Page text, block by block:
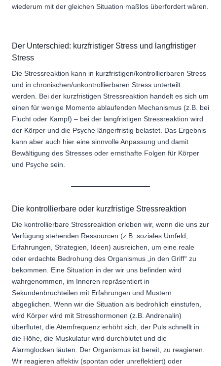
wiederum mit der gleichen Situation maßlos überfordert wären.
Der Unterschied: kurzfristiger Stress und langfristiger
Stress
Die Stressreaktion kann in kurzfristigen/kontrollierbaren Stress
und in chronischen/unkontrollierbaren Stress unterteilt
werden. Bei der kurzfristigen Stressreaktion handelt es sich um
einen für wenige Momente ablaufenden Mechanismus (z.B. bei
Flucht oder Kampf) – bei der langfristigen Stressreaktion wird
der Körper und die Psyche längerfristig belastet. Das Ergebnis
kann aber auch hier eine sinnvolle Anpassung und damit
Bewältigung des Stresses oder ernsthafte Folgen für Körper
und Psyche sein.
Die kontrollierbare oder kurzfristige Stressreaktion
Die kontrollierbare Stressreaktion erleben wir, wenn die uns zur
Verfügung stehenden Ressourcen (z.B. soziales Umfeld,
Erfahrungen, Strategien, Ideen) ausreichen, um eine reale
oder erdachte Bedrohung des Organismus „in den Griff“ zu
bekommen. Eine Situation in der wir uns befinden wird
wahrgenommen, im Inneren repräsentiert in
Sekundenbruchteilen mit Erfahrungen und Mustern
abgeglichen. Wenn wir die Situation als bedrohlich einstufen,
wird Körper wird mit Stresshormonen (z.B. Andrenalin)
überflutet, die Atemfrequenz erhöht sich, der Puls schnellt in
die Höhe, die Muskulatur wird durchblutet und die
Alarmglocken läuten. Der Organismus ist bereit, zu reagieren.
Wir reagieren affektiv (spontan oder unreflektiert) oder